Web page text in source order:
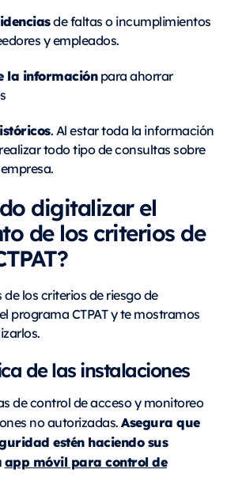
de faltas o incumplimientos
y empleados.
la informaciónpara ahorrar
. Al estar toda la información
todo tipo de consultas sobre
digitalizar el
de los criterios de
los criterios de riesgo de
programa CTPAT y te mostramos
de las instalaciones
de control de acceso y monitoreo
no autorizadas.Asegura que
estén haciendo sus
app móvil para control de